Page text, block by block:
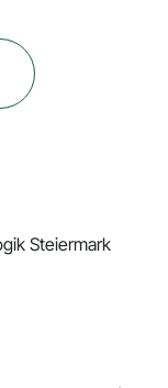
Steiermark